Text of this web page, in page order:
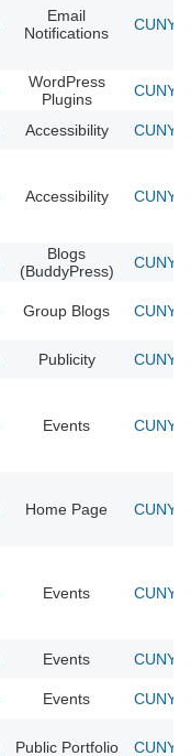
Email
Notifications
CUNY
WordPress
Plugins
CUNY
Accessibility CUNY
Accessibility CUNY
Blogs
(BuddyPress)
CUNY
Group Blogs CUNY
Publicity CUNY
Events CUNY
Home Page CUNY
Events CUNY
Events CUNY
Events CUNY
Public Portfolio CUNY